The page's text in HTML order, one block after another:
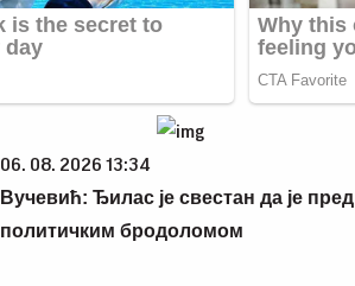
06. 08. 2026 13:34
Вучевић: Ђилас је свестан да је пред
политичким бродоломом